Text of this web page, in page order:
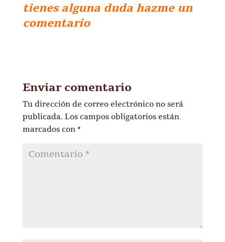
tienes alguna duda hazme un
comentario
Enviar comentario
Tu dirección de correo electrónico no será
publicada. Los campos obligatorios están
marcados con *